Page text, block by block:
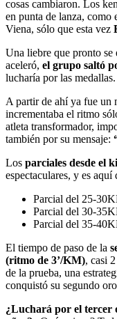
cosas cambiaron. Los
en punta de lanza, como
Viena, sólo que esta vez
Una liebre que pronto se
aceleró, el grupo saltó
lucharía por las medallas.
A partir de ahí ya fue un
incrementaba el ritmo
atleta transformador,
también por su mensaje:
Los parciales desde el
espectaculares, y es
Parcial del 25-
Parcial del 30-
Parcial del 35-
El tiempo de paso de la
(ritmo de 3’/KM), casi
de la prueba, una
conquistó su segundo
¿Luchará por el tercer